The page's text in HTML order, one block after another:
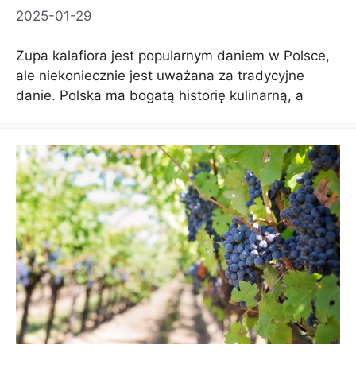
2025-01-29
Zupa kalafiora jest popularnym daniem w Polsce,
ale niekoniecznie jest uważana za tradycyjne
danie. Polska ma bogatą historię kulinarną, a